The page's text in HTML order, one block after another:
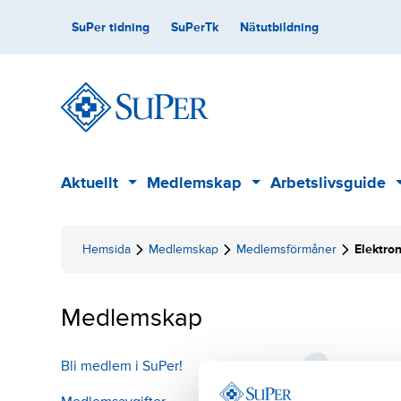
content
Secondary
SuPer tidning SuPerTk Nätutbildning
Main
Aktuellt
SubMedlemskap
SubArbetslivsguide
Hemsida Medlemskap Medlemsförmåner
Medlemskap
Bli medlem i SuPer!